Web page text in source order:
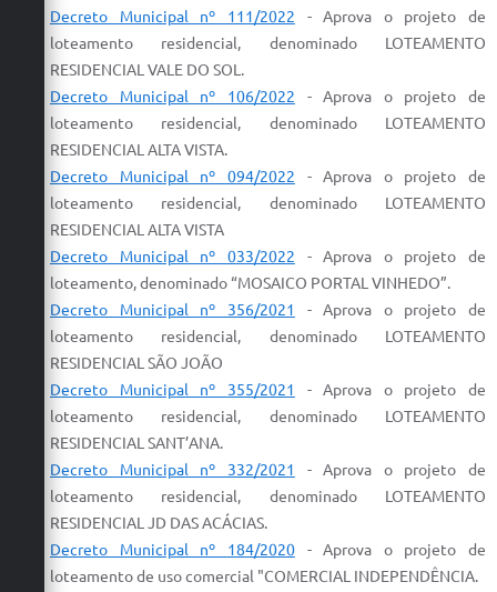
Fala.BR
Listagem dos CEPs de Vinhedo
Acesso à Informação
Contratos
Associação dos Servidores Públicos Municipais de
Audiências Públicas
Carta de Serviços
Arquivos para Download
Galeria de Vídeos
Contas Públicas
Legislação
Links Úteis
Serviços Online
Decreto Municipal nº 111/2022 - Aprova o projeto de
loteamento residencial, denominado LOTEAMENTO
RESIDENCIAL VALE DO SOL.
Decreto Municipal nº 106/2022 -Aprova o projeto de
loteamento
residencial, denominado LOTEAMENTO
RESIDENCIAL ALTA VISTA.
Decreto Municipal nº 094/2022 -Aprova o projeto de
loteamento residencial, denominado LOTEAMENTO
RESIDENCIAL ALTA VISTA
Decreto Municipal nº 033/2022 -Aprova o projeto de
loteamento, denominado “MOSAICO PORTAL VINHEDO”.
Decreto Municipal nº 356/2021
-Aprova o projeto de
loteamento residencial, denominado LOTEAMENTO
RESIDENCIAL SÃO JOÃO
Decreto Municipal nº 355/2021 -Aprova o projeto de
loteamento residencial, denominado LOTEAMENTO
RESIDENCIAL SANT’ANA.
Decreto Municipal nº 332/2021
-Aprova o projeto de
loteamento residencial, denominado LOTEAMENTO
RESIDENCIAL JD DAS ACÁCIAS.
Decreto Municipal nº 184/2020-Aprova o projeto de
loteamentode uso comercial "COMERCIAL INDEPENDÊNCIA.